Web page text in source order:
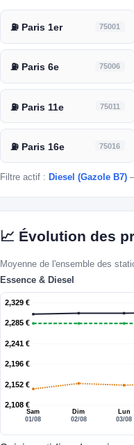
⛽ Paris 1er 75001
⛽ Paris 6e 75006
⛽ Paris 11e 75011
⛽ Paris 16e 75016
Filtre actif : Diesel (Gazole B7)
📈 Évolution des
Moyenne de l'ensemble des
Essence & Diesel
2,108 €
2,152 €
2,196 €
2,241 €
2,285 €
2,329 €
Sam
01/08
Dim
02/08
Lun
03/08